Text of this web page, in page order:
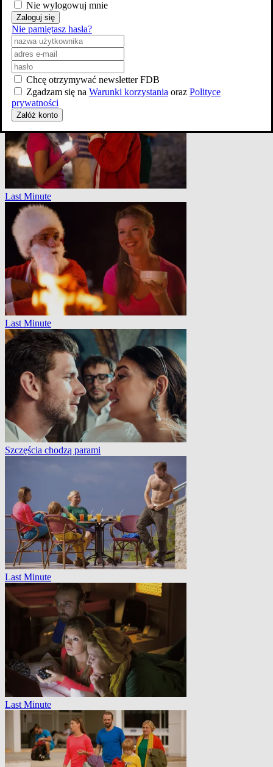
Krime Story. Love Story
Last Minute
Last Minute
Szczęścia chodzą parami
Last Minute
Last Minute
Nie wylogowuj mnie
Zaloguj się
Nie pamiętasz hasła?
Chcę otrzymywać newsletter FDB
Zgadzam się na Warunki korzystania oraz Polityce
prywatności
Załóż konto